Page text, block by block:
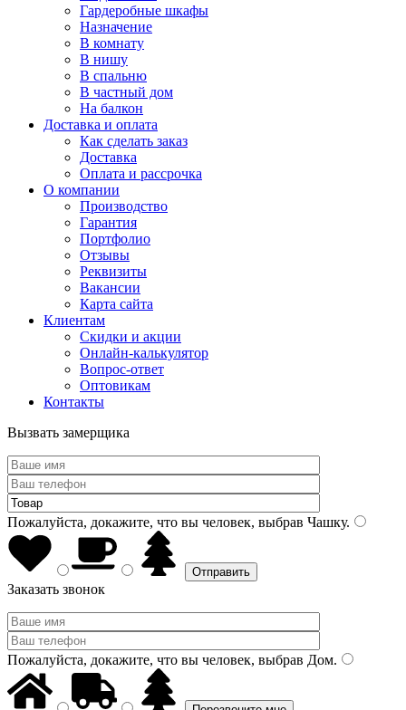
Гардеробные шкафы
Назначение
В комнату
В нишу
В спальню
В частный дом
На балкон
Доставка и оплата
Как сделать заказ
Доставка
Оплата и рассрочка
О компании
Производство
Гарантия
Портфолио
Отзывы
Реквизиты
Вакансии
Карта сайта
Клиентам
Скидки и акции
Онлайн-калькулятор
Вопрос-ответ
Оптовикам
Контакты
Вызвать замерщика
Пожалуйста, докажите, что вы человек, выбрав Чашку.
Заказать звонок
Пожалуйста, докажите, что вы человек, выбрав Дом.